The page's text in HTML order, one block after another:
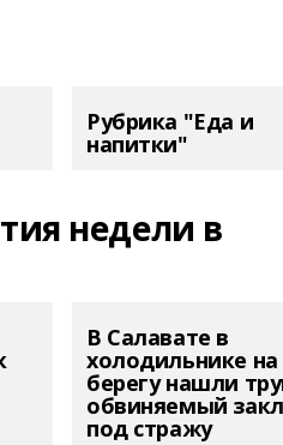
Рубрика "Еда и
напитки"
недели в
В Салавате в
холодильнике на
берегу нашли
обвиняемый
под стражу